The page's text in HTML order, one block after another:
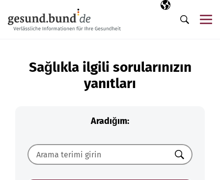
Seçili dil
TR
Arama
Sağlıkla ilgili sorularınızın
yanıtları
Aradığım:
Ara